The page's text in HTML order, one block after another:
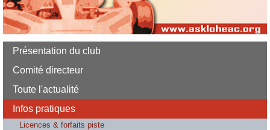
Présentation du club
Comité directeur
Toute l'actualité
Infos pratiques
Licences & forfaits piste